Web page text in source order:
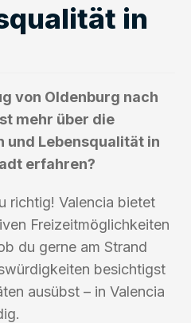
in
von Oldenburg nach
mehr über die
und Lebensqualität in
erfahren?
richtig! Valencia bietet
Freizeitmöglichkeiten
du gerne am Strand
besichtigst
ausübst – in Valencia